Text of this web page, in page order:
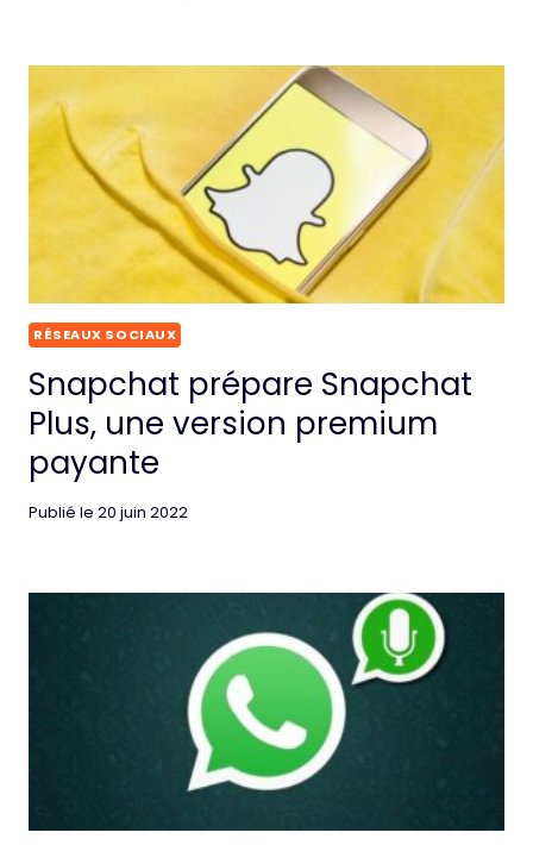
RÉSEAUX SOCIAUX
Snapchat prépare Snapchat
Plus, une version premium
payante
Publié le 20 juin 2022